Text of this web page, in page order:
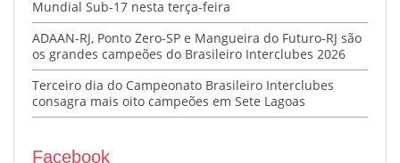
Mundial Sub-17 nesta terça-feira
ADAAN-RJ, Ponto Zero-SP e Mangueira do Futuro-RJ são
os grandes campeões do Brasileiro Interclubes 2026
Terceiro dia do Campeonato Brasileiro Interclubes
consagra mais oito campeões em Sete Lagoas
Facebook